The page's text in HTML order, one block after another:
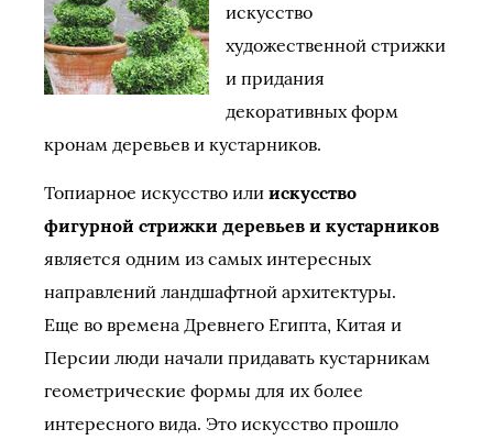
искусство
художественной стрижки
и придания
декоративных форм
кронам деревьев и кустарников.
Топиарное искусство или искусство
фигурной стрижки деревьев и кустарников
является одним из самых интересных
направлений ландшафтной архитектуры.
Еще во времена Древнего Египта, Китая и
Персии люди начали придавать кустарникам
геометрические формы для их более
интересного вида. Это искусство прошло